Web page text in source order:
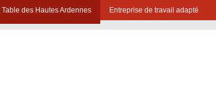
Table des Hautes Ardennes Entreprise de travail adapté